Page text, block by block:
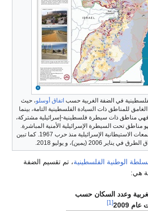
في الضفة الغربية حسب اتفاق أوسلو، حيث
للمناطق ذات السيادة الفلسطينية التامة، بينما
فهي مناطق ذات سيطرة فلسطينية-إسرائيلية مشتركة،
مناطق تحت السيطرة الإسرائيلية الأمنية المباشرة.
اللون البني يبين التجمعات الاستيطانية الإسرائيلية منذ حرب 1967. كما تبين
2006 (يمين)، و يوليو 2018.
الوطنية الفلسطينية، تم تقسيم الضفة
وعدد السكان حسب
2009
[1]